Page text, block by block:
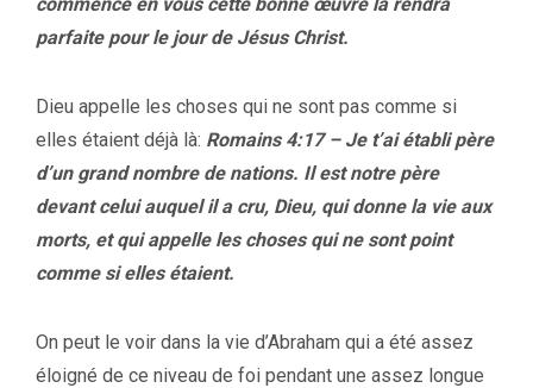
parfaite pour le jour de Jésus Christ.
Dieu appelle les choses qui ne sont pas comme si
elles étaient déjà là: Romains 4:17 – Je t’ai établi père
d’un grand nombre de nations. Il est notre père
devant celui auquel il a cru, Dieu, qui donne la vie aux
morts, et qui appelle les choses qui ne sont point
comme si elles étaient.
On peut le voir dans la vie d’Abraham qui a été assez
éloigné de ce niveau de foi pendant une assez longue